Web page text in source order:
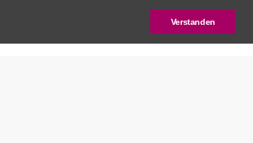
Verstanden
Deutscher Städtebaupreis